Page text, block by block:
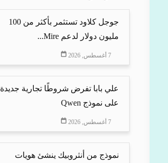
جوجل كلاود تستثمر بأكثر من 100
مليون دولار لدعم Mire...
7 أغسطس, 2026
علي بابا تفرض شروطًا تجارية جديدة
على نموذج Qwen
7 أغسطس, 2026
نموذج من أنثروبيك ينشئ هويات